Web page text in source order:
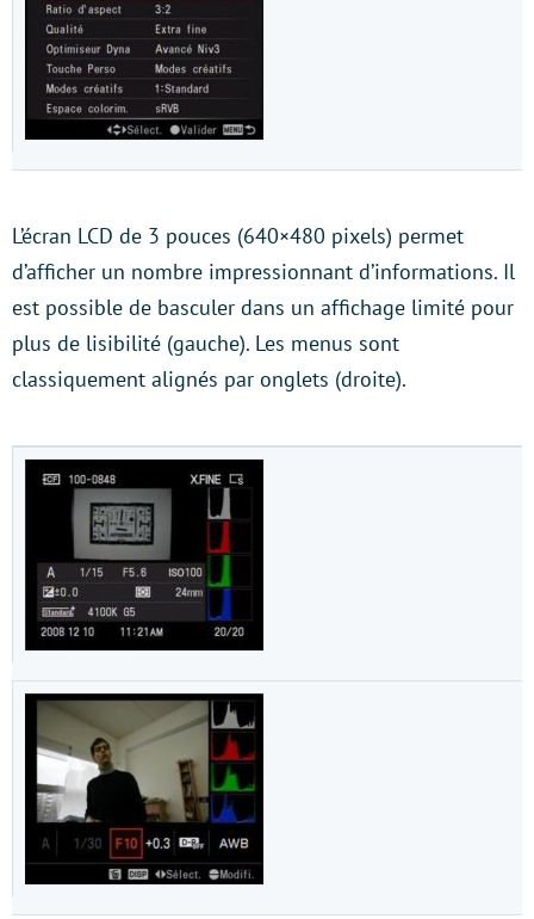
L’écran LCD de 3 pouces (640×480 pixels) permet
d’afficher un nombre impressionnant d’informations. Il
est possible de basculer dans un affichage limité pour
plus de lisibilité (gauche). Les menus sont
classiquement alignés par onglets (droite).